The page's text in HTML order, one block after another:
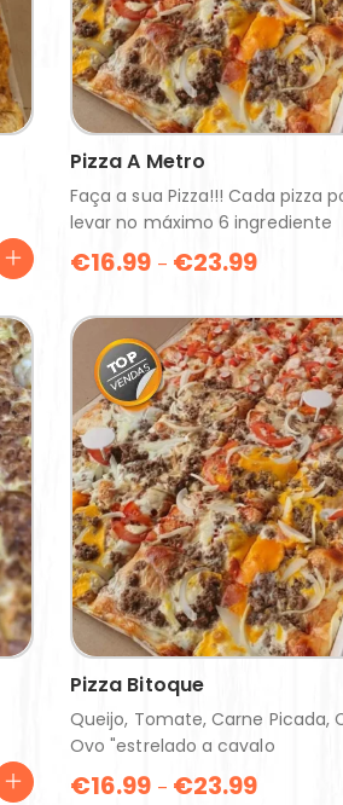
Pizza A Metro
Faça a sua Pizza!!! Cada pizza
levar no máximo 6 ingrediente
€16.99 – €23.99
Pizza Bitoque
Queijo, Tomate, Carne Picada,
Ovo "estrelado a cavalo
€16.99 – €23.99